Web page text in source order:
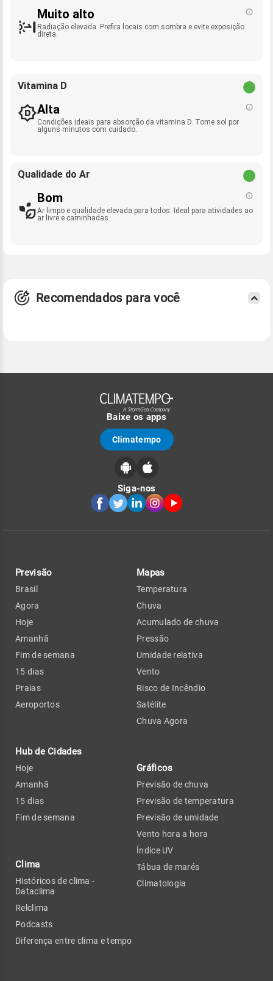
Muito alto
Radiação elevada. Prefira locais com sombra e evite exposição
direta.
Vitamina D
Alta
Condições ideais para absorção da vitamina D. Tome sol por
alguns minutos com cuidado.
Qualidade do Ar
Bom
Ar limpo e qualidade elevada para todos. Ideal para atividades ao
ar livre e caminhadas.
Recomendados para você
Baixe os apps
Climatempo
Siga-nos
Previsão
Brasil
Agora
Hoje
Amanhã
Fim de semana
15 dias
Praias
Aeroportos
Hub de Cidades
Hoje
Amanhã
15 dias
Fim de semana
Clima
Históricos de clima -
Dataclima
Relclima
Podcasts
Diferença entre clima e tempo
Mapas
Temperatura
Chuva
Acumulado de chuva
Pressão
Umidade relativa
Vento
Risco de Incêndio
Satélite
Chuva Agora
Gráficos
Previsão de chuva
Previsão de temperatura
Previsão de umidade
Vento hora a hora
Índice UV
Tábua de marés
Climatologia